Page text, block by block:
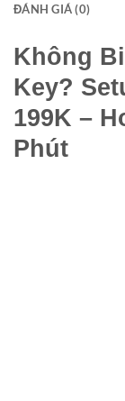
ĐÁNH GIÁ (0)
Không
Key?
199K –
Phút